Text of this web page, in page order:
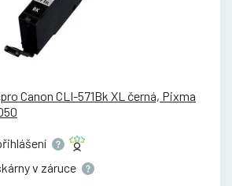
Canon CLI-571Bk XL černá, Pixma
v záruce